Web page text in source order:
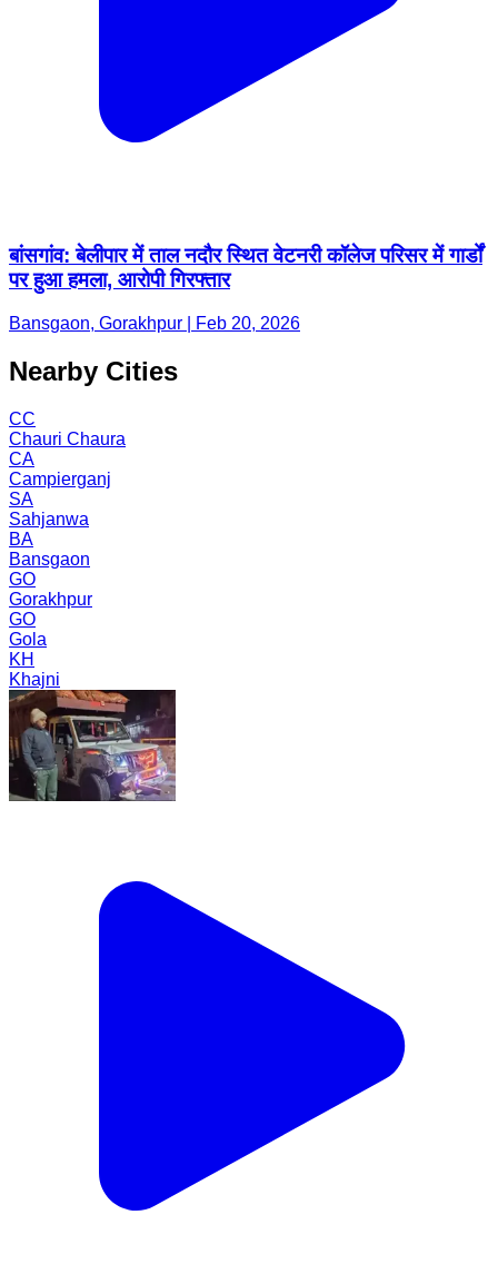
बांसगांव: बेलीपार में ताल नदौर स्थित वेटनरी कॉलेज परिसर में गार्डों
पर हुआ हमला, आरोपी गिरफ्तार
Bansgaon, Gorakhpur | Feb 20, 2026
Nearby Cities
CC
Chauri Chaura
CA
Campierganj
SA
Sahjanwa
BA
Bansgaon
GO
Gorakhpur
GO
Gola
KH
Khajni